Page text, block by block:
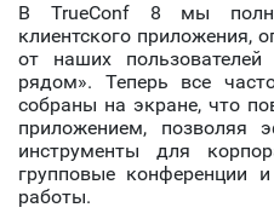
В TrueConf 8 мы
клиентского приложения,
от наших
рядом». Теперь все
собраны на экране, что
приложением, позволяя
инструменты для
групповые конференции
работы.